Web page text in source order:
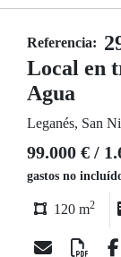
Referencia:
Local en
Agua
Leganés, San
99.000 € /
gastos no
120 m2